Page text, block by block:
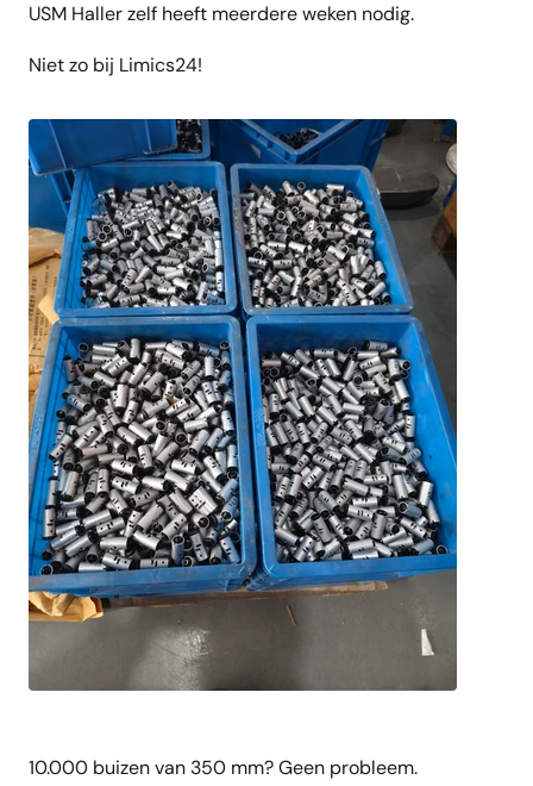
USM Haller zelf heeft meerdere weken nodig.
Niet zo bij Limics24!
10.000 buizen van 350 mm? Geen probleem.